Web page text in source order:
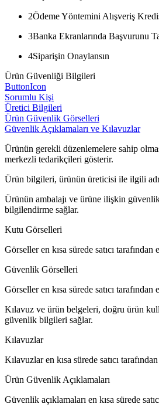
2Ödeme Yöntemini Alışveriş
3Banka Ekranlarında Başvurunu
4Siparişin Onaylansın
Ürün Güvenliği Bilgileri
ButtonIcon
Sorumlu Kişi
Üretici Bilgileri
Ürün Güvenlik Görselleri
Güvenlik Açıklamaları ve Kılavuzlar
Ürünün gerekli düzenlemelere sahip
merkezli tedarikçileri gösterir.
Ürün bilgileri, ürünün üreticisi ile ilgili
Ürünün ambalajı ve ürüne ilişkin güvenlik
bilgilendirme sağlar.
Kutu Görselleri
Görseller en kısa sürede satıcı tarafından
Güvenlik Görselleri
Görseller en kısa sürede satıcı tarafından
Kılavuz ve ürün belgeleri, doğru ürün
güvenlik bilgileri sağlar.
Kılavuzlar
Kılavuzlar en kısa sürede satıcı
Ürün Güvenlik Açıklamaları
Güvenlik açıklamaları en kısa sürede